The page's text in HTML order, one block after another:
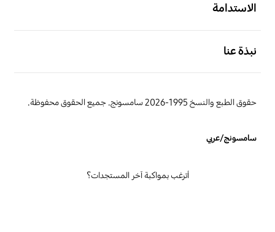
الاستدامة
نبذة عنا
حقوق الطبع والنسخ 1995-2026 سامسونج. جميع الحقوق محفوظة.
سامسونج/عربي
أترغب بمواكبة آخر المستجدات؟